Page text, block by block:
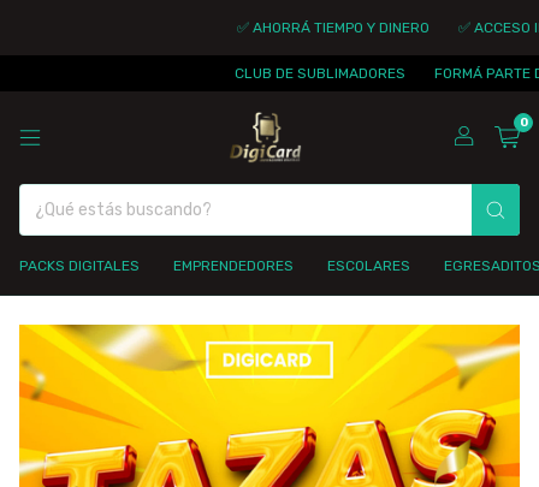
✅ AHORRÁ TIEMPO Y DINERO ✅ ACCESO
CLUB DE SUBLIMADORES FORMÁ PARTE DE LA
0
PACKS DIGITALES EMPRENDEDORES ESCOLARES